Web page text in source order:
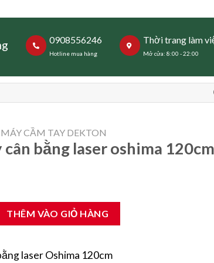
0908556246
Hotline mua hàng
Thời trang làm
Mở cửa: 8:00 - 22:00
MÁY CẦM TAY DEKTON
cân bằng laser oshima 120cm
laser oshima 120cm số lượng
THÊM VÀO GIỎ HÀNG
laser Oshima 120cm